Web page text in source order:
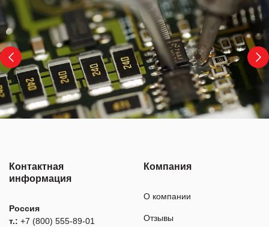
Контактная
информация
Россия
т.: +7 (800) 555-89-01
Компания
О компании
Отзывы